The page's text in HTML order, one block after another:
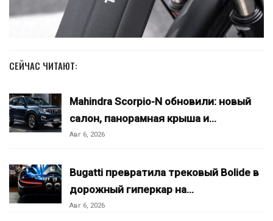
СЕЙЧАС ЧИТАЮТ:
Mahindra Scorpio-N обновили: новый
салон, панорамная крыша и…
Авг 6, 2026
Bugatti превратила трековый Bolide в
дорожный гиперкар на…
Авг 6, 2026